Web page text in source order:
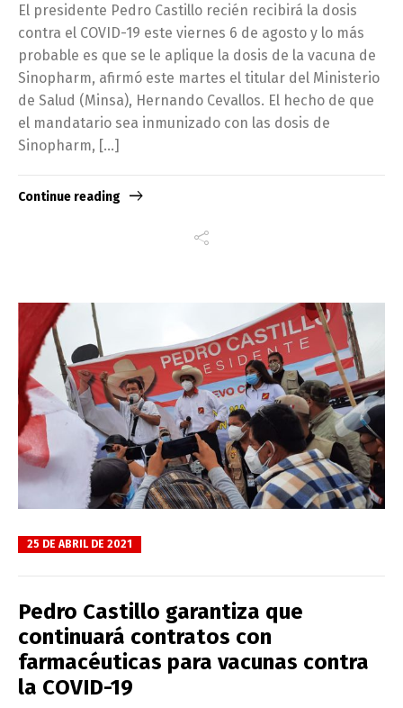
El presidente Pedro Castillo recién recibirá la dosis
contra el COVID-19 este viernes 6 de agosto y lo más
probable es que se le aplique la dosis de la vacuna de
Sinopharm, afirmó este martes el titular del Ministerio
de Salud (Minsa), Hernando Cevallos. El hecho de que
el mandatario sea inmunizado con las dosis de
Sinopharm, […]
Continue reading
25 DE ABRIL DE 2021
Pedro Castillo garantiza que
continuará contratos con
farmacéuticas para vacunas contra
la COVID-19